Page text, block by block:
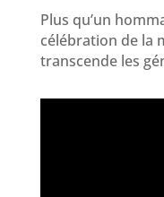
Plus qu’un
célébration de la
transcende les